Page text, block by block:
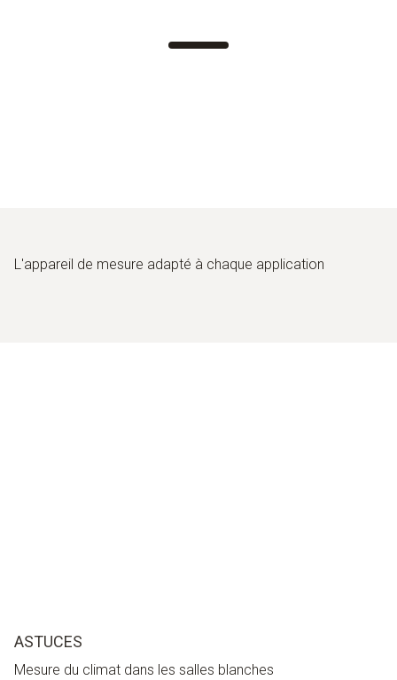
L'appareil de mesure adapté à chaque application
ASTUCES
Mesure du climat dans les salles blanches